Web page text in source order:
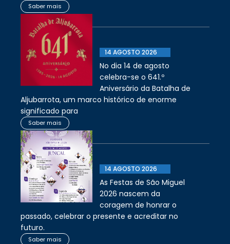
Saber mais
14 AGOSTO 2026
No dia 14 de agosto
celebra-se o 641.º
Aniversário da Batalha de
Aljubarrota, um marco histórico de enorme
significado para
Saber mais
14 AGOSTO 2026
As Festas de São Miguel
2026 nascem da
coragem de honrar o
passado, celebrar o presente e acreditar no
futuro.
Saber mais